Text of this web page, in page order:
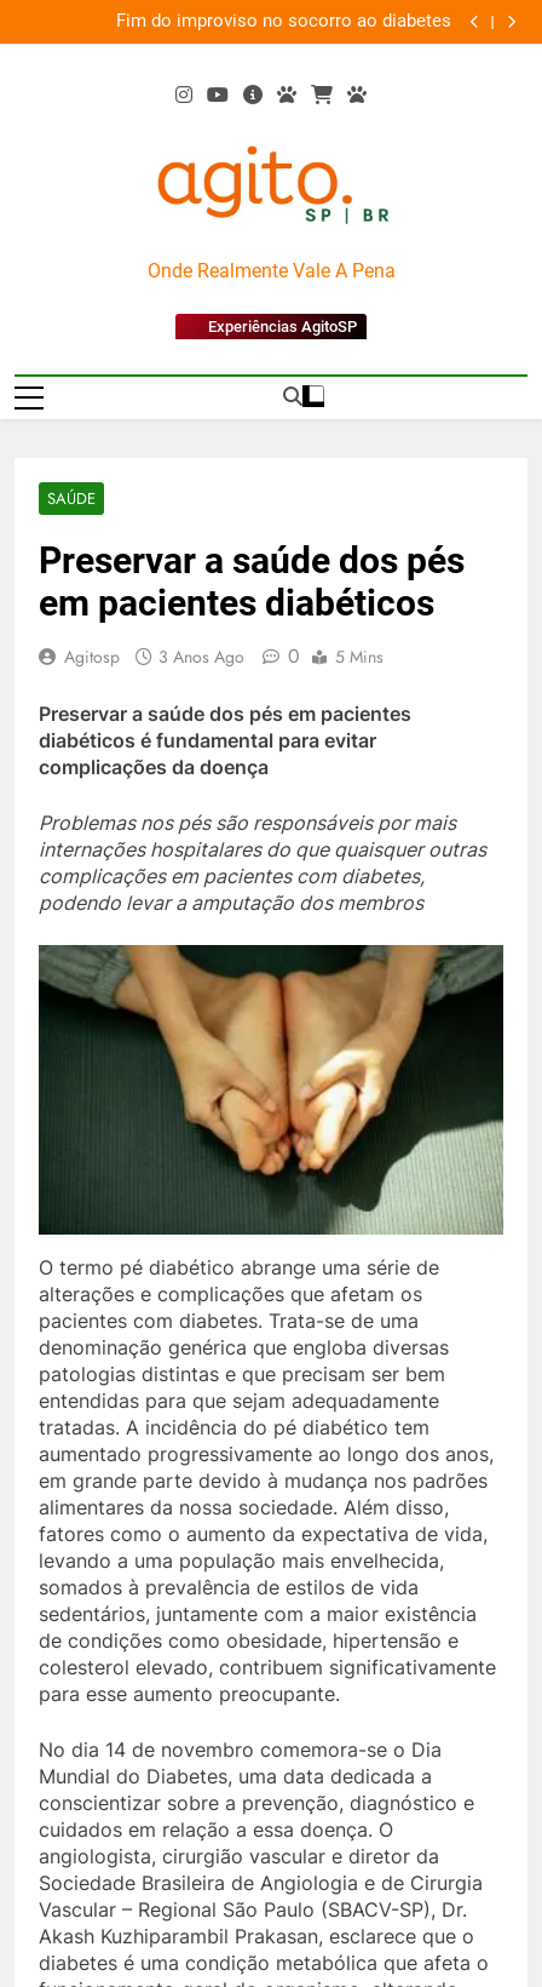
to
Fim do improviso no socorro ao diabetes
AgitoSP
Onde Realmente Vale A Pena
Experiências AgitoSP
SAÚDE
Preservar a saúde dos pés
em pacientes diabéticos
Agitosp 3 Anos Ago 0 5 Mins
Preservar a saúde dos pés em pacientes
diabéticos é fundamental para evitar
complicações da doença
Problemas nos pés são responsáveis por mais
internações hospitalares do que quaisquer outras
complicações em pacientes com diabetes,
podendo levar a amputação dos membros
O termo pé diabético abrange uma série de
alterações e complicações que afetam os
pacientes com diabetes. Trata-se de uma
denominação genérica que engloba diversas
patologias distintas e que precisam ser bem
entendidas para que sejam adequadamente
tratadas. A incidência do pé diabético tem
aumentado progressivamente ao longo dos anos,
em grande parte devido à mudança nos padrões
alimentares da nossa sociedade. Além disso,
fatores como o aumento da expectativa de vida,
levando a uma população mais envelhecida,
somados à prevalência de estilos de vida
sedentários, juntamente com a maior existência
de condições como obesidade, hipertensão e
colesterol elevado, contribuem significativamente
para esse aumento preocupante.
No dia 14 de novembro comemora-se o Dia
Mundial do Diabetes, uma data dedicada a
conscientizar sobre a prevenção, diagnóstico e
cuidados em relação a essa doença. O
angiologista, cirurgião vascular e diretor da
Sociedade Brasileira de Angiologia e de Cirurgia
Vascular – Regional São Paulo (SBACV-SP), Dr.
Akash Kuzhiparambil Prakasan, esclarece que o
diabetes é uma condição metabólica que afeta o